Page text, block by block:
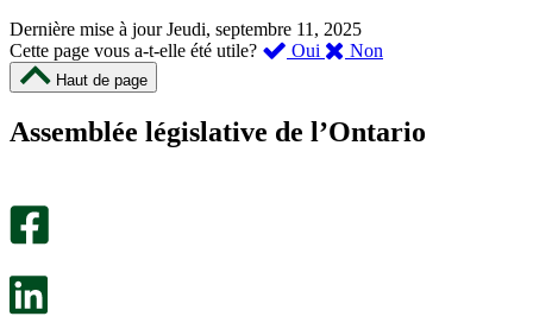
Dernière mise à jourJeudi, septembre 11, 2025
Cette page vous a-t-elle été utile?
Oui ,
été
Non
m’a
Haut de page
Assemblée législative de l’Ontario